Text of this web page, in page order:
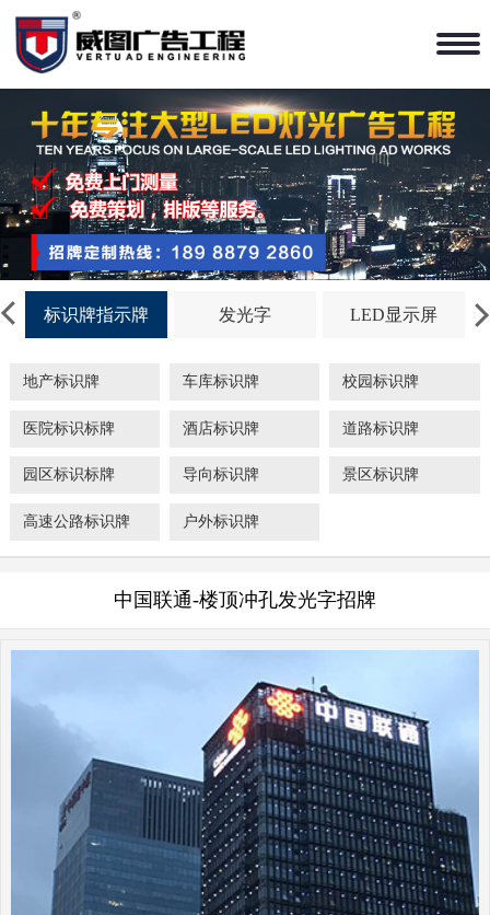
标识牌指示牌 发光字 LED显示屏
地产标识牌 车库标识牌 校园标识牌
医院标识标牌 酒店标识牌 道路标识牌
园区标识标牌 导向标识牌 景区标识牌
高速公路标识牌 户外标识牌
中国联通-楼顶冲孔发光字招牌